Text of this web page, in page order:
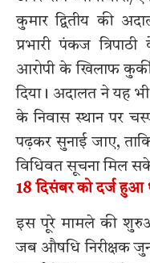
कुमार द्वितीय की
प्रभारी पंकज
आरोपी के खिलाफ कुर्की
दिया। अदालत ने यह
के निवास स्थान पर
पढ़कर सुनाई जाए,
विधिवत सूचना मिल
18 दिसंबर को दर्ज हुआ
इस पूरे मामले की
जब औषधि निरीक्षक